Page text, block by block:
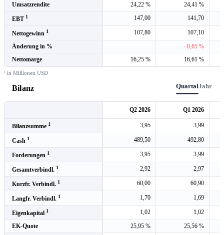
Umsatzrendite
24,22 % 24,41 %
EBT 1 147,00 141,70
Nettogewinn 1 107,80
107,10
Änderung in %
−0,65 %
Nettomarge
16,25 % 16,61 %
¹ in Millionen USD
Bilanz QuartalJahr
Q2 2026 Q1 2026
Bilanzsumme 1 3,95 3,99
Cash 1 489,50 492,80
Forderungen 1 3,95 3,99
Gesamtverbindl. 1 2,92 2,97
Kurzfr. Verbindl. 1 60,00 60,90
Langfr. Verbindl. 1 1,70 1,69
Eigenkapital 1 1,02
1,02
EK-Quote
25,95 % 25,56 %